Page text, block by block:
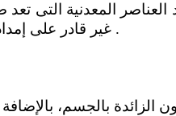
المعدنية التى
غير قادر على إمداد الجسم بكل ما يحتاجه لتقوية العظام وا?سنان، فيجب أن يكون معه الفسفور .